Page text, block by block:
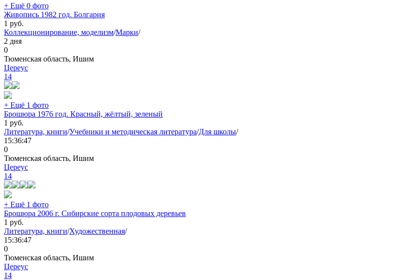
+ Ещё 0 фото
Живопись 1982 год. Болгария
1 руб.
Коллекционирование, моделизм/Марки/
2 дня
0
Тюменская область, Ишим
Цереус
14
+ Ещё 1 фото
Брошюра 1976 год. Красный, жёлтый, зеленый
1 руб.
Литература, книги/Учебники и методическая литература/Для школы/
15:36:47
0
Тюменская область, Ишим
Цереус
14
+ Ещё 1 фото
Брошюра 2006 г. Сибирские сорта плодовых деревьев
1 руб.
Литература, книги/Художественная/
15:36:47
0
Тюменская область, Ишим
Цереус
14